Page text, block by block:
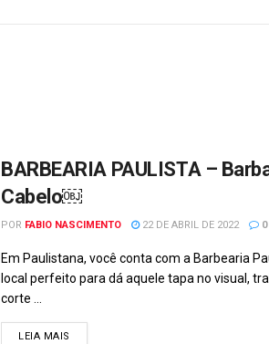
BARBEARIA PAULISTA –
Cabelo￼
POR FABIO NASCIMENTO 22 DE ABRIL DE 2022 0
Em Paulistana, você conta com a Barbearia
local perfeito para dá aquele tapa no visual,
corte ...
LEIA MAIS